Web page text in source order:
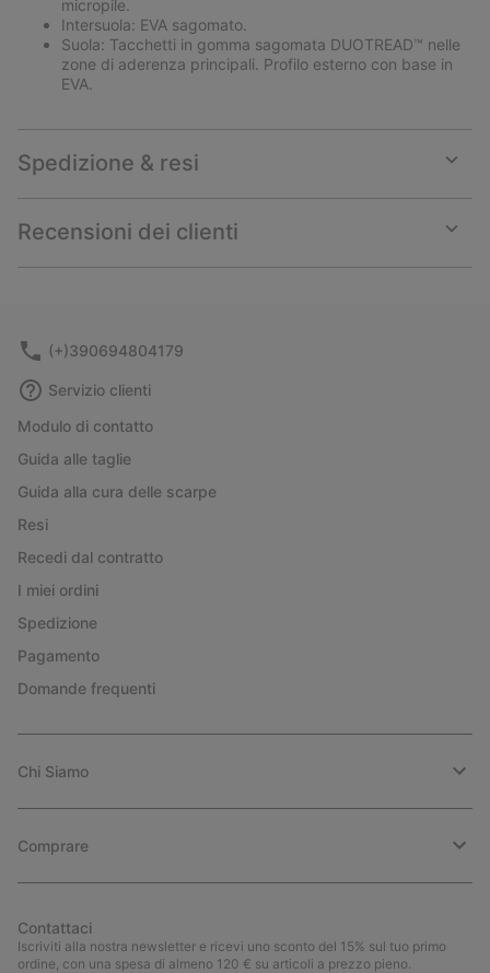
micropile.
Intersuola: EVA sagomato.
Suola: Tacchetti in gomma sagomata DUOTREAD™ nelle
zone di aderenza principali. Profilo esterno con base in
EVA.
Spedizione & resi
or
Recensioni dei clienti
or
(+)390694804179
Servizio clienti
Modulo di contatto
Guida alle taglie
Guida alla cura delle scarpe
Resi
Recedi dal contratto
I miei ordini
Spedizione
Pagamento
Domande frequenti
Chi Siamo
Comprare
Contattaci
Iscriviti alla nostra newsletter e ricevi uno sconto del 15% sul tuo primo
ordine, con una spesa di almeno 120 € su articoli a prezzo pieno.